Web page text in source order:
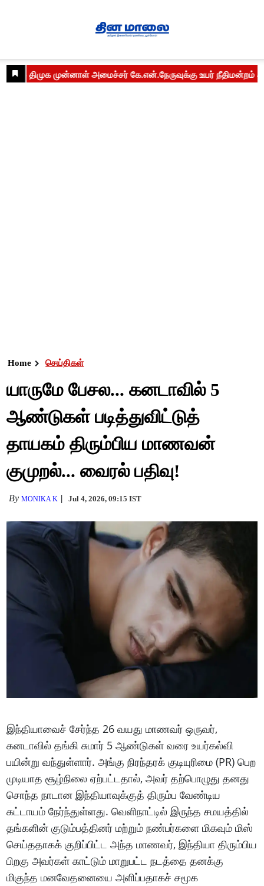
Home செய்திகள்
யாருமே பேசல... கனடாவில் 5
ஆண்டுகள் படித்துவிட்டுத்
தாயகம் திரும்பிய மாணவன்
குமுறல்... வைரல் பதிவு!
ByMONIKA K Jul 4, 2026, 09:15 IST
இந்தியாவைச் சேர்ந்த 26 வயது மாணவர் ஒருவர்,
கனடாவில் தங்கி சுமார் 5 ஆண்டுகள் வரை உயர்கல்வி
பயின்று வந்துள்ளார். அங்கு நிரந்தரக் குடியுரிமை (PR) பெற
முடியாத சூழ்நிலை ஏற்பட்டதால், அவர் தற்பொழுது தனது
சொந்த நாடான இந்தியாவுக்குத் திரும்ப வேண்டிய
கட்டாயம் நேர்ந்துள்ளது. வெளிநாட்டில் இருந்த சமயத்தில்
தங்களின் குடும்பத்தினர் மற்றும் நண்பர்களை மிகவும் மிஸ்
செய்ததாகக் குறிப்பிட்ட அந்த மாணவர், இந்தியா திரும்பிய
பிறகு அவர்கள் காட்டும் மாறுபட்ட நடத்தை தனக்கு
மிகுந்த மனவேதனையை அளிப்பதாகச் சமூக